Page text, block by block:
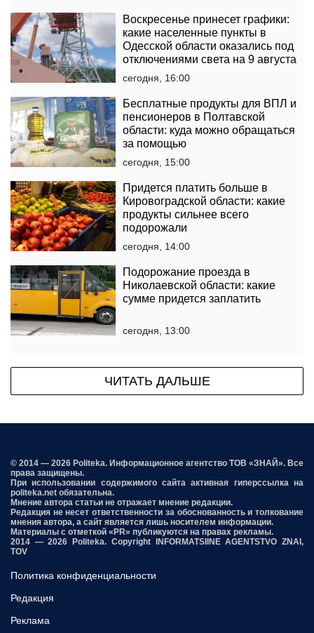
Воскресенье принесет графики:
какие населенные пункты в
Одесской области оказались под
отключениями света на 9 августа
сегодня, 16:00
Бесплатные продукты для ВПЛ и
пенсионеров в Полтавской
области: куда можно обращаться
за помощью
сегодня, 15:00
Придется платить больше в
Кировоградской области: какие
продукты сильнее всего
подорожали
сегодня, 14:00
Подорожание проезда в
Николаевской области: какие
сумме придется заплатить
сегодня, 13:00
ЧИТАТЬ ДАЛЬШЕ
© 2014 — 2026 Politeka. Информационное агентство ТОВ «ЗНАЙ». Все
права защищены.
При использовании содержимого сайта активная гиперссылка на
politeka.net обязательна.
Мнение автора статьи не отражает мнение редакции.
Редакция не несет ответственности за обоснованность и толкование
мнения автора, а сайт является лишь носителем информации.
Материалы с отметкой «PR» публикуются на правах рекламы.
2014 — 2026 Politeka. Copyright INFORMATSIINE AGENTSTVO ZNAI,
TOV
Политика конфиденциальности
Редакция
Реклама